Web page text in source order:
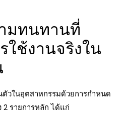
มทนทานที่
ใช้งานจริงใน
วในอุตสาหกรรมด้วยการกำหนด
รายการหลัก ได้แก่